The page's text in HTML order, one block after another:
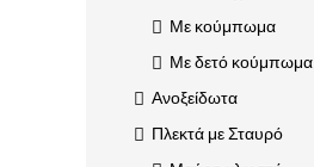
Με κούμπωμα
Με δετό κούμπωμα
Ανοξείδωτα
Πλεκτά με Σταυρό